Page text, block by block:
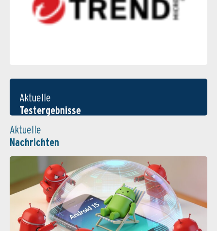
Aktuelle
Testergebnisse
Aktuelle
Nachrichten